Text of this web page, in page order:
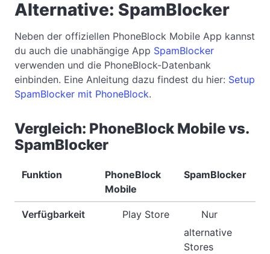
Alternative: SpamBlocker
Neben der offiziellen PhoneBlock Mobile App kannst
du auch die unabhängige App SpamBlocker
verwenden und die PhoneBlock-Datenbank
einbinden. Eine Anleitung dazu findest du hier: Setup
SpamBlocker mit PhoneBlock.
Vergleich: PhoneBlock Mobile vs.
SpamBlocker
Funktion
PhoneBlock
Mobile
SpamBlocker
Verfügbarkeit Play Store
Nur
alternative
Stores